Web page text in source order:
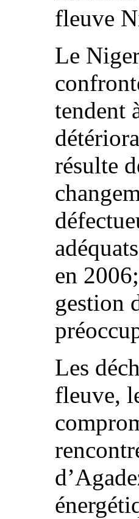
fleuve
Le
tendent
résulte
en
gestion
Les
fleuve,